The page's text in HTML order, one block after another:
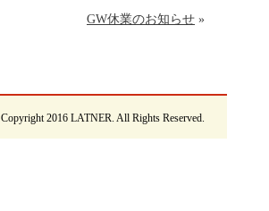
GW休業のお知らせ »
Copyright 2016 LATNER. All Rights Reserved.